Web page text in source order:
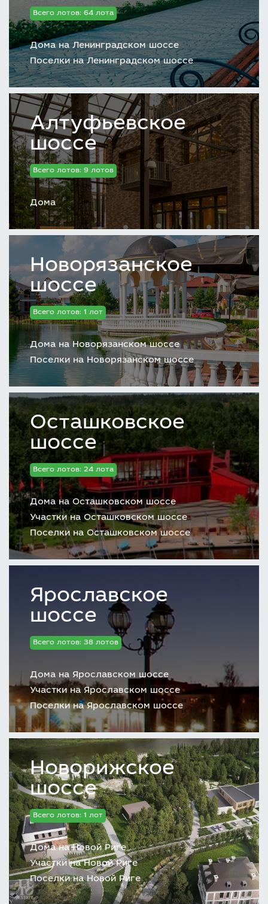
Всего лотов: 64 лота
Дома на Ленинградском шоссе
Поселки на Ленинградском шоссе
Алтуфьевское
шоссе
Всего лотов: 9 лотов
Дома
Новорязанское
шоссе
Всего лотов: 1 лот
Дома на Новорязанском шоссе
Поселки на Новорязанском шоссе
Осташковское
шоссе
Всего лотов: 24 лота
Дома на Осташковском шоссе
Участки на Осташковском шоссе
Поселки на Осташковском шоссе
Ярославское
шоссе
Всего лотов: 38 лотов
Дома на Ярославском шоссе
Участки на Ярославском шоссе
Поселки на Ярославском шоссе
Новорижское
шоссе
Всего лотов: 1 лот
Дома на Новой Риге
Участки на Новой Риге
Поселки на Новой Риге